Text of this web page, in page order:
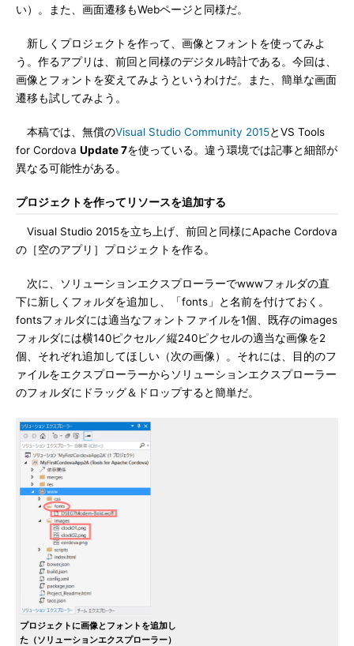
い）。また、画面遷移もWebページと同様だ。
新しくプロジェクトを作って、画像とフォントを使ってみよ
う。作るアプリは、前回と同様のデジタル時計である。今回は、
画像とフォントを変えてみようというわけだ。また、簡単な画面
遷移も試してみよう。
本稿では、無償のVisual Studio Community 2015とVS Tools
for Cordova Update 7を使っている。違う環境では記事と細部が
異なる可能性がある。
プロジェクトを作ってリソースを追加する
Visual Studio 2015を立ち上げ、前回と同様にApache Cordova
の［空のアプリ］プロジェクトを作る。
次に、ソリューションエクスプローラーでwwwフォルダの直
下に新しくフォルダを追加し、「fonts」と名前を付けておく。
fontsフォルダには適当なフォントファイルを1個、既存のimages
フォルダには横140ピクセル／縦240ピクセルの適当な画像を2
個、それぞれ追加してほしい（次の画像）。それには、目的のフ
ァイルをエクスプローラーからソリューションエクスプローラー
のフォルダにドラッグ＆ドロップすると簡単だ。
プロジェクトに画像とフォントを追加し
た（ソリューションエクスプローラー）